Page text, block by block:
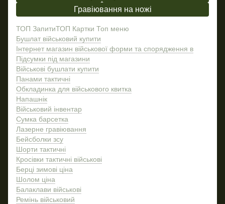
Гравіювання на ножі
ТОП ЗапитиТОП Картки Топ меню
Бушлат військовий купити
Інтернет магазин військової форми та спорядження в
Підсумки під магазини
Військові бушлати купити
Панами тактичні
Обкладинка для військового квитка
Напашнік
Військовий інвентар
Сумка барсетка
Лазерне гравіювання
Бейсболки зсу
Шорти тактичні
Кросівки тактичні військові
Берці зимові ціна
Шолом ціна
Балаклави військові
Ремінь військовий